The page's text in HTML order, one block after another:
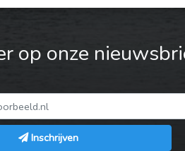
op onze
Inschrijven